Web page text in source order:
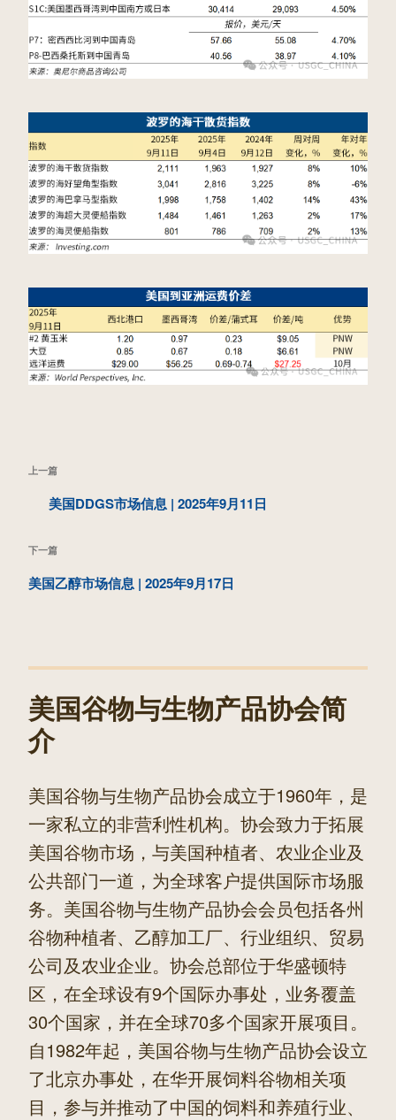
文
章
导
航
上
文
章
上一篇
美国DDGS市场信息 | 2025年9月11日
下
一
章
下一篇
美国乙醇市场信息 | 2025年9月17日
美国谷物与生物产品协会简
介
美国谷物与生物产品协会成立于1960年，是
一家私立的非营利性机构。协会致力于拓展
美国谷物市场，与美国种植者、农业企业及
公共部门一道，为全球客户提供国际市场服
务。美国谷物与生物产品协会会员包括各州
谷物种植者、乙醇加工厂、行业组织、贸易
公司及农业企业。协会总部位于华盛顿特
区，在全球设有9个国际办事处，业务覆盖
30个国家，并在全球70多个国家开展项目。
自1982年起，美国谷物与生物产品协会设立
了北京办事处，在华开展饲料谷物相关项
目，参与并推动了中国的饲料和养殖行业、